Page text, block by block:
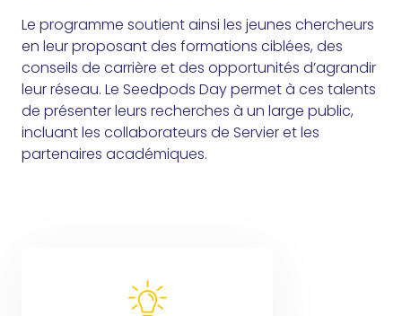
Le programme soutient ainsi les jeunes chercheurs
en leur proposant des formations ciblées, des
conseils de carrière et des opportunités d’agrandir
leur réseau. Le Seedpods Day permet à ces talents
de présenter leurs recherches à un large public,
incluant les collaborateurs de Servier et les
partenaires académiques.